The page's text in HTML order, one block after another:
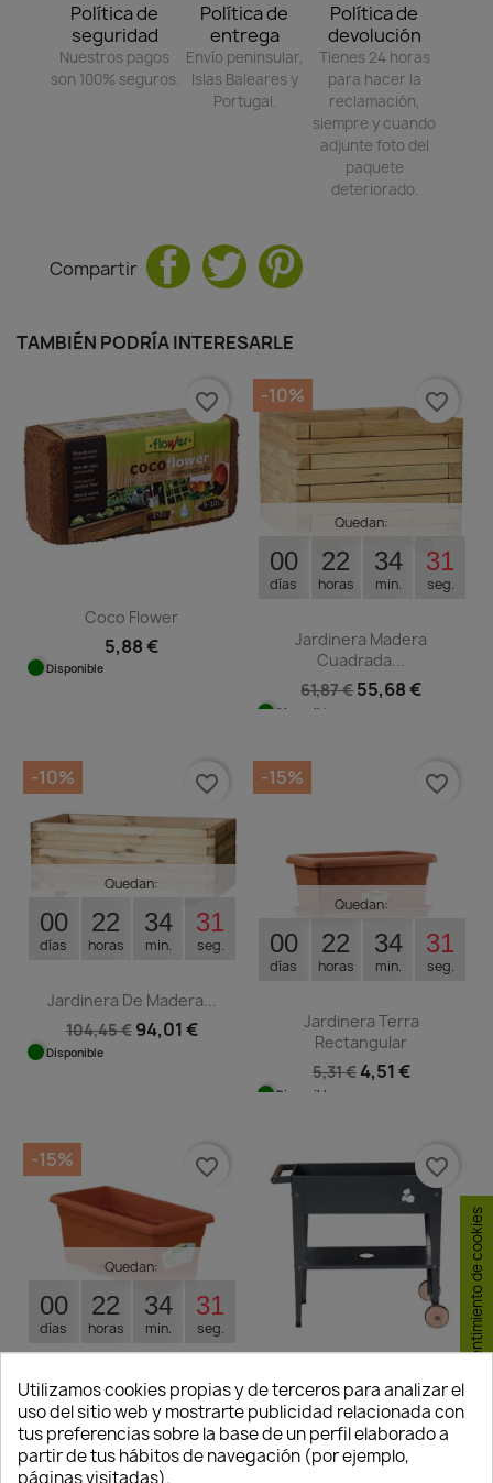
Política de
seguridad
Nuestros pagos
son 100% seguros.
Política de
entrega
Envío peninsular,
Islas Baleares y
Portugal.
Política de
devolución
Tienes 24 horas
para hacer la
reclamación,
siempre y cuando
adjunte foto del
paquete
deteriorado.
Compartir
TAMBIÉN PODRÍA INTERESARLE
Coco Flower
5,88 €
Disponible
favorite_border
Quedan:
00
días
22
horas
34
min.
30
seg.
Jardinera Madera
Cuadrada...
61,87 €55,68 €
Disponible
-10% favorite_border
Quedan:
00
días
22
horas
34
min.
30
seg.
Jardinera De Madera...
104,45 € 94,01 €
Disponible
-10% favorite_border
Quedan:
00
días
22
horas
34
min.
31
seg.
Jardinera Terra
Rectangular
5,31 € 4,51 €
Disponible
-15% favorite_border
Quedan:
00
días
22
horas
34
min.
31
seg.
Jardinera Terra Con Plato...
3,99 €3,39 €
Disponible
-15% favorite_border
Mesa Huerto Urbano
Trolley
0,00 €
favorite_border
Utilizamos cookies propias y de terceros para analizar el
uso del sitio web y mostrarte publicidad relacionada con
tus preferencias sobre la base de un perfil elaborado a
partir de tus hábitos de navegación (por ejemplo,
páginas visitadas).
Consentimiento de cookies